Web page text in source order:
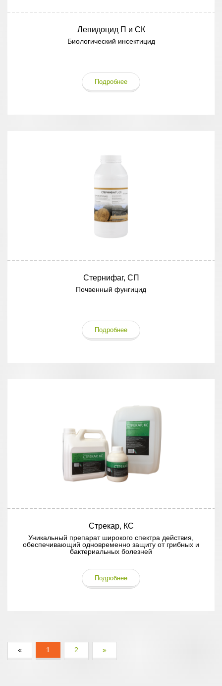
Лепидоцид П и СК
Биологический инсектицид
Подробнее
Стернифаг, СП
Почвенный фунгицид
Подробнее
Стрекар, КС
Уникальный препарат широкого спектра действия,
обеспечивающий одновременно защиту от грибных и
бактериальных болезней
Подробнее
« 1 2 »